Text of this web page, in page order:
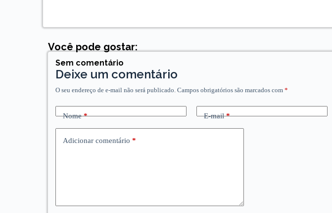
Você pode gostar:
Sem comentário
Deixe um comentário
O seu endereço de e-mail não será publicado. Campos obrigatórios são marcados com*
Nome* E-mail*
Adicionar comentário *